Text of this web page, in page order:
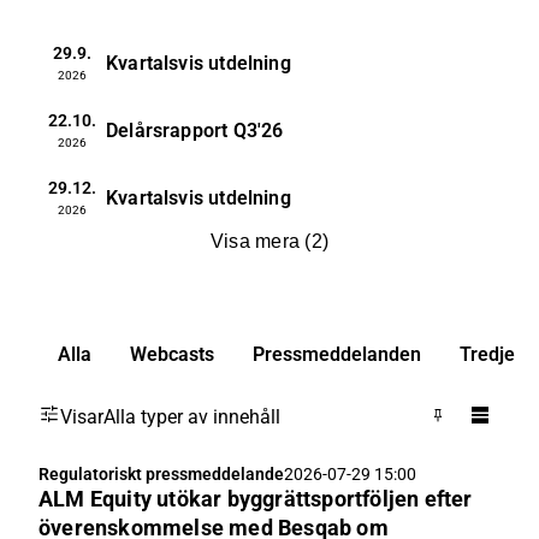
29.9.
2026
Kvartalsvis utdelning
22.10.
2026
Delårsrapport Q3'26
29.12.
2026
Kvartalsvis utdelning
Visa mera (2)
Alla Webcasts Pressmeddelanden Tredje
VisarAlla typer av innehåll
Regulatoriskt pressmeddelande2026-07-29 15:00
ALM Equity utökar byggrättsportföljen efter
överenskommelse med Besqab om